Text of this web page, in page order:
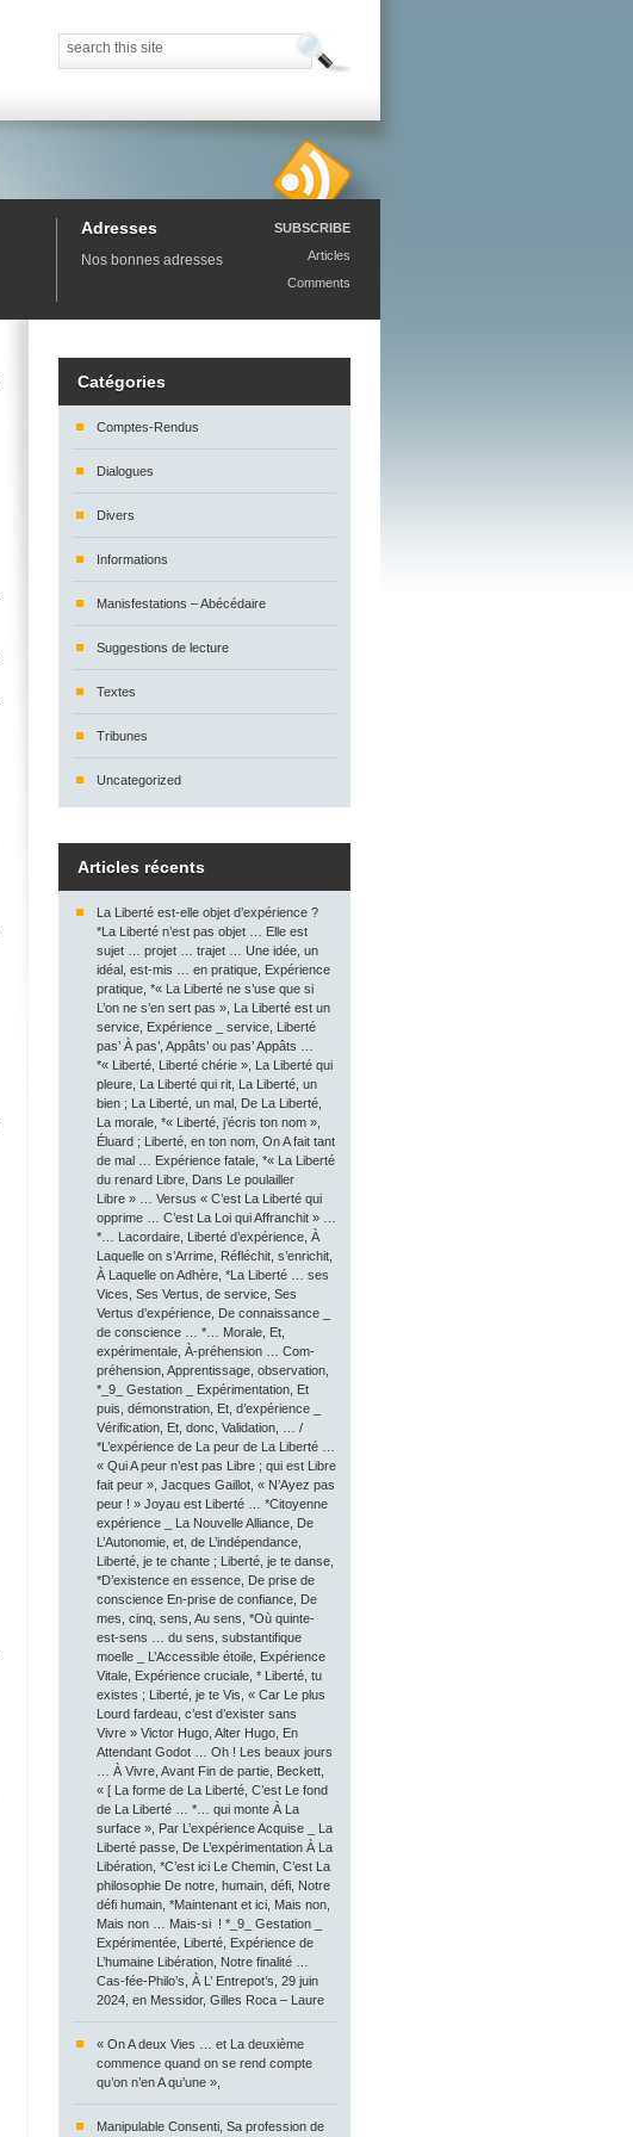
Adresses
Nos bonnes adresses
SUBSCRIBE
Articles
Comments
Catégories
Comptes-Rendus
Dialogues
Divers
Informations
Manisfestations – Abécédaire
Suggestions de lecture
Textes
Tribunes
Uncategorized
Articles récents
La Liberté est-elle objet d’expérience ?
*La Liberté n’est pas objet … Elle est
sujet … projet … trajet … Une idée, un
idéal, est-mis … en pratique, Expérience
pratique, *« La Liberté ne s’use que si
L’on ne s’en sert pas », La Liberté est un
service, Expérience _ service, Liberté
pas’ À pas’, Appâts’ ou pas’ Appâts …
*« Liberté, Liberté chérie », La Liberté qui
pleure, La Liberté qui rit, La Liberté, un
bien ; La Liberté, un mal, De La Liberté,
La morale, *« Liberté, j’écris ton nom »,
Éluard ; Liberté, en ton nom, On A fait tant
de mal … Expérience fatale, *« La Liberté
du renard Libre, Dans Le poulailler
Libre » … Versus « C’est La Liberté qui
opprime … C’est La Loi qui Affranchit » …
*… Lacordaire, Liberté d’expérience, À
Laquelle on s’Arrime, Réfléchit, s’enrichit,
À Laquelle on Adhère, *La Liberté … ses
Vices, Ses Vertus, de service, Ses
Vertus d’expérience, De connaissance _
de conscience … *… Morale, Et,
expérimentale, À-préhension … Com-
préhension, Apprentissage, observation,
*_9_ Gestation _ Expérimentation, Et
puis, démonstration, Et, d’expérience _
Vérification, Et, donc, Validation, … /
*L’expérience de La peur de La Liberté …
« Qui A peur n’est pas Libre ; qui est Libre
fait peur », Jacques Gaillot, « N’Ayez pas
peur ! » Joyau est Liberté … *Citoyenne
expérience _ La Nouvelle Alliance, De
L’Autonomie, et, de L’indépendance,
Liberté, je te chante ; Liberté, je te danse,
*D’existence en essence, De prise de
conscience En-prise de confiance, De
mes, cinq, sens, Au sens, *Où quinte-
est-sens … du sens, substantifique
moelle _ L’Accessible étoile, Expérience
Vitale, Expérience cruciale, * Liberté, tu
existes ; Liberté, je te Vis, « Car Le plus
Lourd fardeau, c’est d’exister sans
Vivre » Victor Hugo, Alter Hugo, En
Attendant Godot … Oh ! Les beaux jours
… À Vivre, Avant Fin de partie, Beckett,
« [ La forme de La Liberté, C’est Le fond
de La Liberté … *… qui monte À La
surface », Par L’expérience Acquise _ La
Liberté passe, De L’expérimentation À La
Libération, *C’est ici Le Chemin, C’est La
philosophie De notre, humain, défi, Notre
défi humain, *Maintenant et ici, Mais non,
Mais non … Mais-si ! *_9_ Gestation _
Expérimentée, Liberté, Expérience de
L’humaine Libération, Notre finalité …
Cas-fée-Philo’s, À L’ Entrepot’s, 29 juin
2024, en Messidor, Gilles Roca – Laure
« On A deux Vies … et La deuxième
commence quand on se rend compte
qu’on n’en A qu’une »,
Manipulable Consenti, Sa profession de